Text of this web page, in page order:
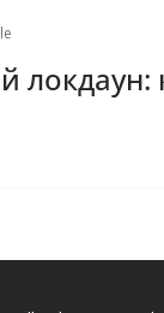
локдаун: